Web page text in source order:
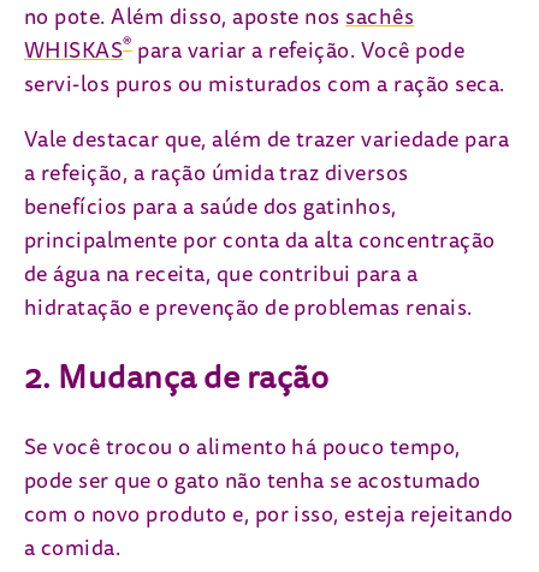
no pote. Além disso, aposte nos sachês
WHISKAS®para variar a refeição. Você pode
servi-los puros ou misturados com a ração seca.
Vale destacar que, além de trazer variedade para
a refeição, a ração úmida traz diversos
benefícios para a saúde dos gatinhos,
principalmente por conta da alta concentração
de água na receita, que contribui para a
hidratação e prevenção de problemas renais.
2. Mudança de ração
Se você trocou o alimento há pouco tempo,
pode ser que o gato não tenha se acostumado
com o novo produto e, por isso, esteja rejeitando
a comida.